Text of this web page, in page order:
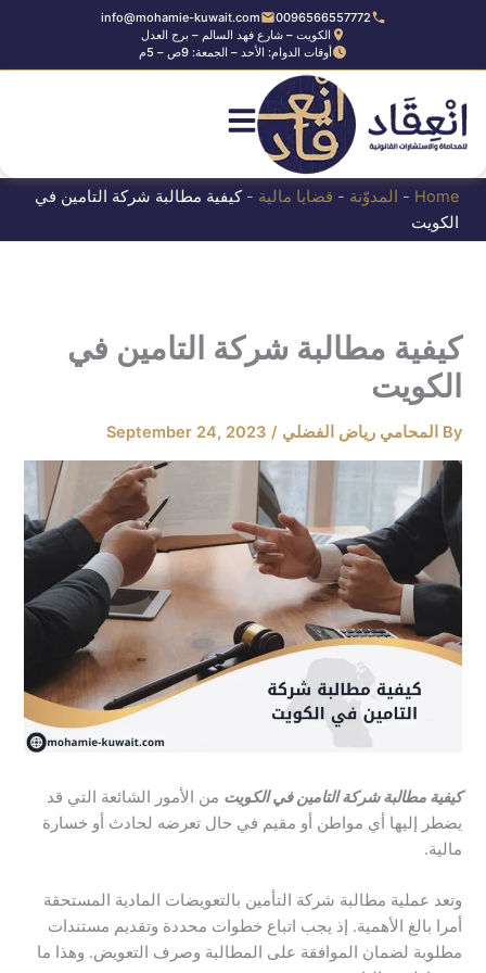
0096566557772
info@mohamie-kuwait.com
الكويت – شارع فهد السالم – برج العدل
أوقات الدوام: الأحد – الجمعة: 9ص – 5م
Home
- المدوّنة - قضايا مالية -كيفية مطالبة شركة التامين في
الكويت
كيفية مطالبة شركة التامين في
الكويت
By المحامي رياض الفضلي /
September 24, 2023
كيفية مطالبة شركة التامين في الكويت من الأمور الشائعة التي قد
يضطر إليها أي مواطن أو مقيم في حال تعرضه لحادث أو خسارة
مالية.
وتعد عملية مطالبة شركة التأمين بالتعويضات المادية المستحقة
أمرا بالغ الأهمية. إذ يجب اتباع خطوات محددة وتقديم مستندات
مطلوبة لضمان الموافقة على المطالبة وصرف التعويض. وهذا ما